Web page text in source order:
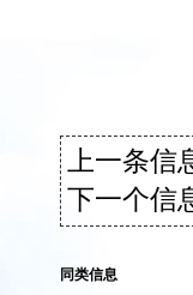
上一条信
下一个信
同类信息